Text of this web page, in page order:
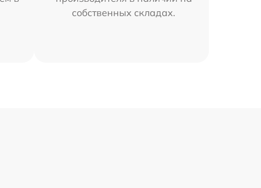
собственных складах.